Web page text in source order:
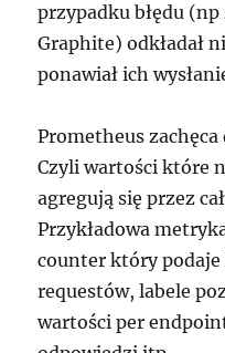
przypadku błędu
Graphite) odkładał
ponawiał ich
Prometheus
Czyli wartości które
agregują się przez
Przykładowa
counter który podaje
requestów, labele
wartości per